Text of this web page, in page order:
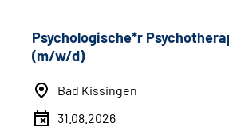
Psychologische*r
(m/w/d)
Bad Kissingen
31.08.2026